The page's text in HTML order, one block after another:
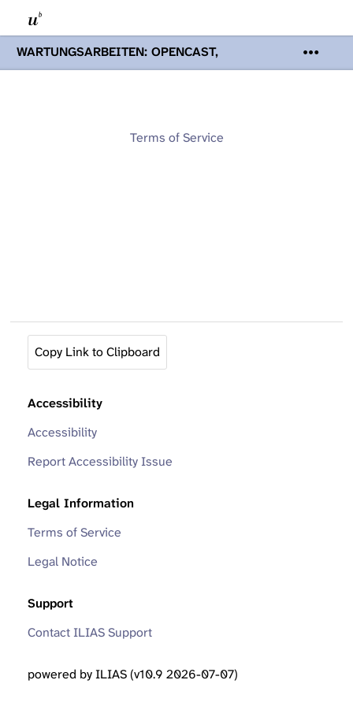
WARTUNGSARBEITEN: OPENCAST,
PODCASTS & TOBIRA
Mi 19. August
Opencast-Videos und Tobira nicht zur
Terms of Service
Copy Link to Clipboard
Accessibility
Accessibility
Report Accessibility Issue
Legal Information
Terms of Service
Legal Notice
Support
Contact ILIAS Support
powered by ILIAS (v10.9 2026-07-07)